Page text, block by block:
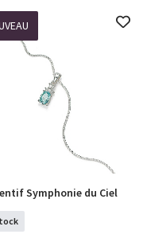
COMMANDER
Symphonie du Ciel